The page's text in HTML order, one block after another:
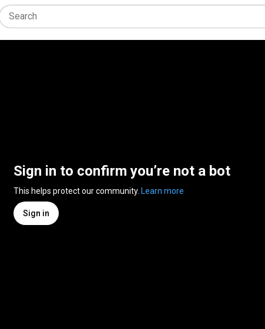
Sign in to confirm you’re not a bot
This helps protect our community. Learn more
Sign in